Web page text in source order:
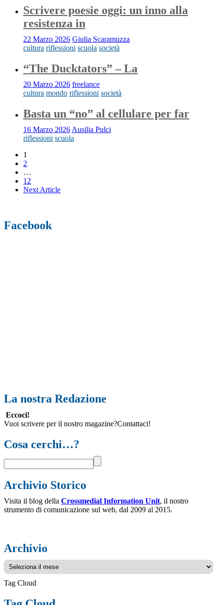
Scrivere poesie oggi: un inno alla
resistenza in
22 Marzo 2026 Giulia Scaramuzza
cultura riflessioni scuola società
“The Ducktators” – La
20 Marzo 2026 freelance
cultura mondo riflessioni società
Basta un “no” al cellulare per far
16 Marzo 2026 Ausilia Pulci
riflessioni scuola
1
2
…
12
Next Article
Facebook
La nostra Redazione
Eccoci!
Vuoi scrivere per il nostro magazine?Contattaci!
Cosa cerchi…?
Archivio Storico
Visita il blog della Crossmedial Information Unit, il nostro
strumento di comunicazione sul web, dal 2009 al 2015.
Archivio
Archivio
Tag Cloud